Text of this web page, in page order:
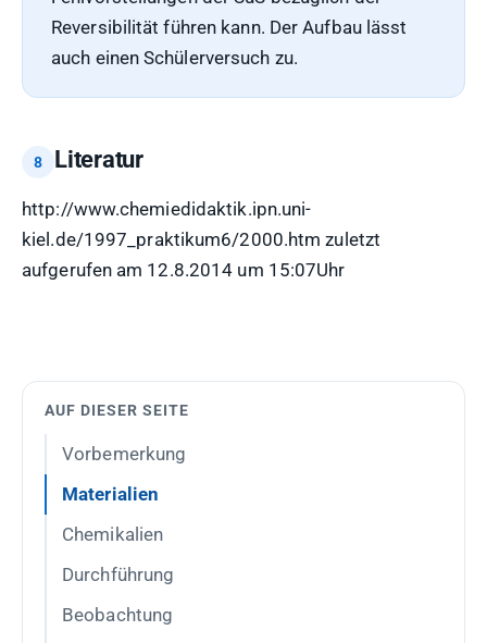
Reversibilität führen kann. Der Aufbau lässt
auch einen Schülerversuch zu.
Literatur
http://www.chemiedidaktik.ipn.uni-
kiel.de/1997_praktikum6/2000.htm zuletzt
aufgerufen am 12.8.2014 um 15:07Uhr
AUF DIESER SEITE
Vorbemerkung
Materialien
Chemikalien
Durchführung
Beobachtung